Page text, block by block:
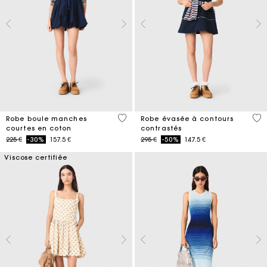
Robe boule manches
courtes en coton
Price reduced from
225 €to-30% 157.5 €
4,5 out of 5 Customer Rating
Robe évasée à contours
contrastés
Price reduced from
295 €to-50% 147.5 €
4
Viscose certifiée